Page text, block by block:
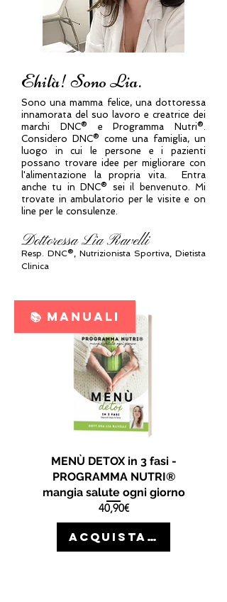
Ehilà! Sono Lia.
Sono una mamma felice, una dottoressa
innamorata del suo lavoro e creatrice dei
marchi DNC® e Programma Nutri®.
Considero DNC® come una famiglia, un
luogo in cui le persone e i pazienti
possano trovare idee per migliorare con
l'alimentazione la propria vita. Entra
anche tu in DNC® sei il benvenuto. Mi
trovate in ambulatorio per le visite e on
line per le consulenze.
Dottoressa Lia Ravelli
Resp. DNC®, Nutrizionista Sportiva, Dietista
Clinica
📚 MANUALI
MENÙ DETOX in 3 fasi -
PROGRAMMA NUTRI®
mangia salute ogni giorno
40,90€Prezzo
ACQUISTA >>